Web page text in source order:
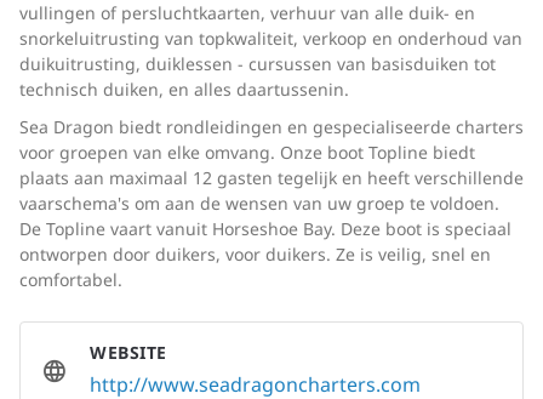
vullingen of persluchtkaarten, verhuur van alle duik- en
snorkeluitrusting van topkwaliteit, verkoop en onderhoud van
duikuitrusting, duiklessen - cursussen van basisduiken tot
technisch duiken, en alles daartussenin.
Sea Dragon biedt rondleidingen en gespecialiseerde charters
voor groepen van elke omvang. Onze boot Topline biedt
plaats aan maximaal 12 gasten tegelijk en heeft verschillende
vaarschema's om aan de wensen van uw groep te voldoen.
De Topline vaart vanuit Horseshoe Bay. Deze boot is speciaal
ontworpen door duikers, voor duikers. Ze is veilig, snel en
comfortabel.
WEBSITE
http://www.seadragoncharters.com